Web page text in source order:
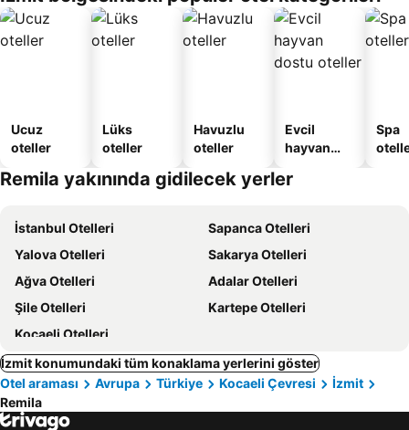
Daire
Ucuz
oteller
Lüks
oteller
Havuzlu
oteller
Evcil
hayvan
oteller
Spa
Remila yakınında gidilecek yerler
İstanbul Otelleri
Sapanca Otelleri
Yalova Otelleri
Sakarya Otelleri
Ağva Otelleri
Adalar Otelleri
Şile Otelleri
Kartepe Otelleri
Kocaeli Otelleri
İzmit konumundaki tüm konaklama yerlerini göster
Otel araması
Avrupa Türkiye Kocaeli Çevresi
İzmit
Remila